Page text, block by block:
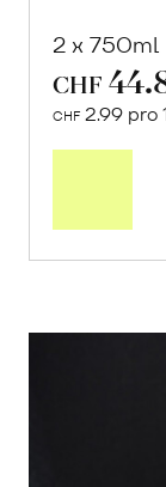
2 x 750ml
CHF
CHF 2.99 pro